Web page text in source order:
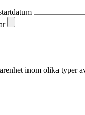
inom olika typer